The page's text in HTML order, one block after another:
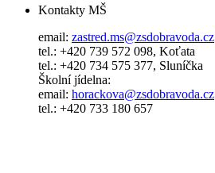
Kontakty MŠ
email: zastred.ms@zsdobravoda.cz
tel.: +420 739 572 098, Koťata
tel.: +420 734 575 377, Sluníčka
Školní jídelna:
email: horackova@zsdobravoda.cz
tel.: +420 733 180 657